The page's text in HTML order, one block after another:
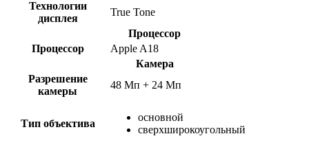
Технологии
дисплея
True Tone
Процессор
Процессор
Apple A18
Камера
Разрешение
камеры
48 Мп + 24 Мп
Тип объектива
основной
сверхширокоугольный